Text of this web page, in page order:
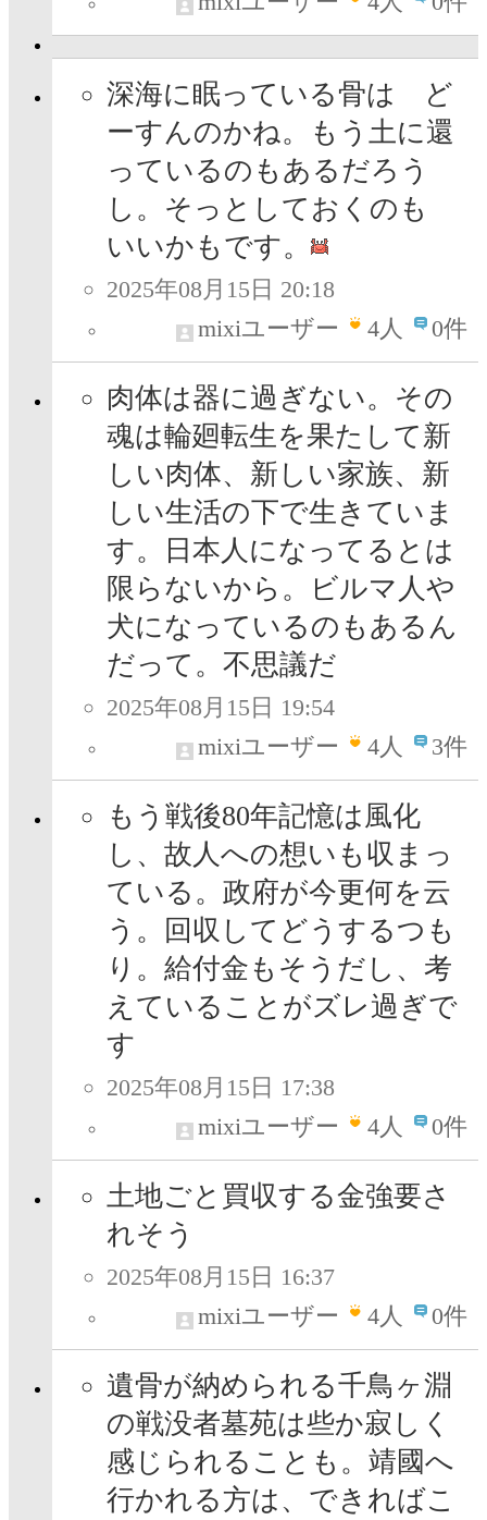
深海に眠っている骨は ど
ーすんのかね。もう土に還
っているのもあるだろう
し。そっとしておくのも
いいかもです。
2025年08月15日 20:18
mixiユーザー
4人 0件
肉体は器に過ぎない。その
魂は輪廻転生を果たして新
しい肉体、新しい家族、新
しい生活の下で生きていま
す。日本人になってるとは
限らないから。ビルマ人や
犬になっているのもあるん
だって。不思議だ
2025年08月15日 19:54
mixiユーザー
4人 3件
もう戦後80年記憶は風化
し、故人への想いも収まっ
ている。政府が今更何を云
う。回収してどうするつも
り。給付金もそうだし、考
えていることがズレ過ぎで
す
2025年08月15日 17:38
mixiユーザー
4人 0件
土地ごと買収する金強要さ
れそう
2025年08月15日 16:37
mixiユーザー
4人 0件
遺骨が納められる千鳥ヶ淵
の戦没者墓苑は些か寂しく
感じられることも。靖國へ
行かれる方は、できればこ